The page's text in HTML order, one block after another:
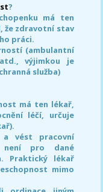
?
má ten
že zdravotní stav
práci.
(ambulantní
výjimkou je
služba)
má ten lékař,
léčí, určuje
vést pracovní
není pro dané
Praktický lékař
mimo